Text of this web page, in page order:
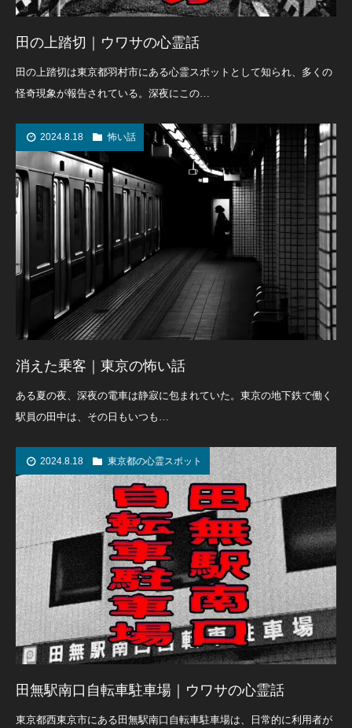
田の上踏切｜ウワサの心霊話
田の上踏切は東京都羽村市にある心霊スポットとして知られ、多くの
怪奇現象が報告されている。深夜にこの…
2024.8.18 怖い話
消えた乗客｜東京の怖い話
ある夏の夜、深夜の電車は静寂に包まれていた。東京の地下鉄で働く
駅員の田中は、その日もいつも…
2024.8.18 東京都の心霊スポット
田無駅南口自転車駐車場｜ウワサの心霊話
東京都西東京市にある田無駅南口自転車駐車場は、日常的に利用者が